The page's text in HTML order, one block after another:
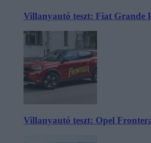
Villanyautó teszt: Fiat Grande
Villanyautó teszt: Opel